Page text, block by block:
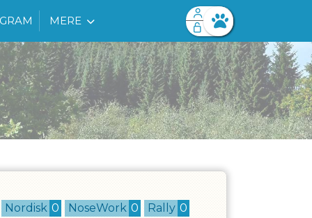
MERE
Facebook login
Husk mig
Glemt password
Opret profil
Log ind
Nordisk 0 NoseWork 0 Rally 0